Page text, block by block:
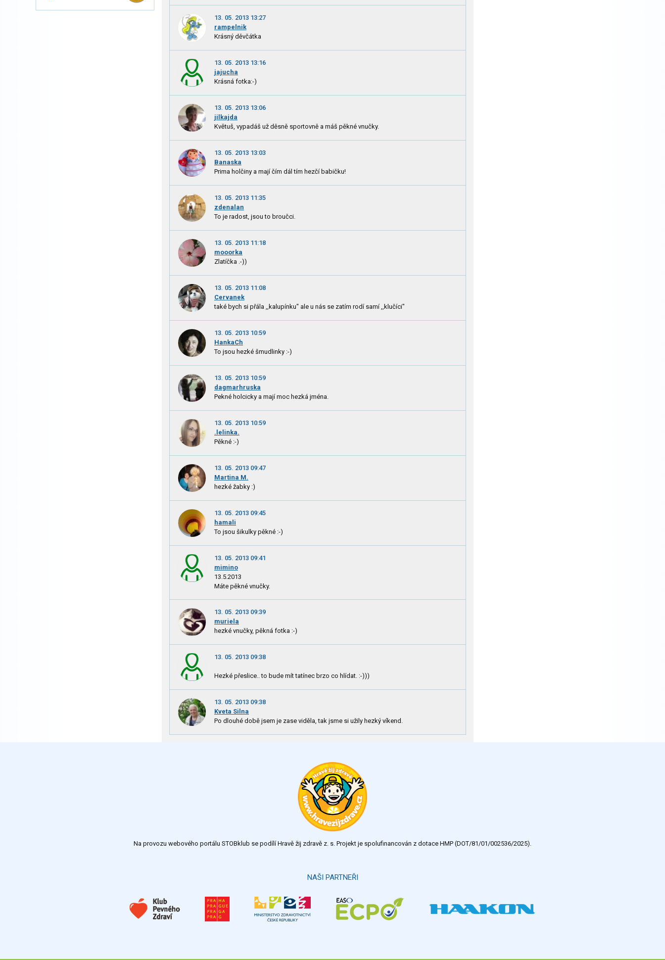
13. 05. 2013 13:27
rampelnik
Krásný děvčátka
13. 05. 2013 13:16
jajucha
Krásná fotka:-)
13. 05. 2013 13:06
jilkajda
Květuš, vypadáš už děsně sportovně a máš pěkné vnučky.
13. 05. 2013 13:03
Banaska
Prima holčiny a mají čím dál tím hezčí babičku!
13. 05. 2013 11:35
zdenalan
To je radost, jsou to broučci.
13. 05. 2013 11:18
mooorka
Zlatíčka .-))
13. 05. 2013 11:08
Cervanek
také bych si přála ,,kalupínku" ale u nás se zatím rodí samí ,,klučíci"
13. 05. 2013 10:59
HankaCh
To jsou hezké šmudlinky :-)
13. 05. 2013 10:59
dagmarhruska
Pekné holcicky a mají moc hezká jména.
13. 05. 2013 10:59
.lelinka.
Pěkné :-)
13. 05. 2013 09:47
Martina M.
hezké žabky :)
13. 05. 2013 09:45
hamali
To jsou šikulky pěkné :-)
13. 05. 2013 09:41
mimino
13.5.2013
Máte pěkné vnučky.
13. 05. 2013 09:39
muriela
hezké vnučky, pěkná fotka :-)
13. 05. 2013 09:38
Hezké přeslice.. to bude mít tatínec brzo co hlídat. :-)))
13. 05. 2013 09:38
Kveta Silna
Po dlouhé době jsem je zase viděla, tak jsme si užily hezký víkend.
Na provozu webového portálu STOBklub se podílí Hravě žij zdravě z. s. Projekt je spolufinancován z dotace HMP (DOT/81/01/002536/2025).
NAŠI PARTNEŘI